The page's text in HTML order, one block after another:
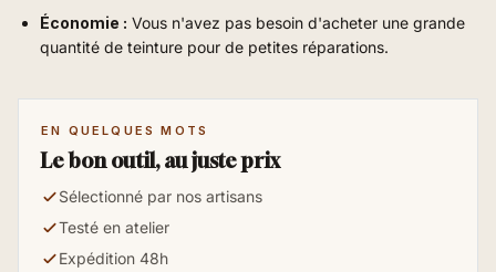
Économie : Vous n'avez pas besoin d'acheter une grande
quantité de teinture pour de petites réparations.
EN QUELQUES MOTS
Le bon outil, au juste prix
Sélectionné par nos artisans
Testé en atelier
Expédition 48h